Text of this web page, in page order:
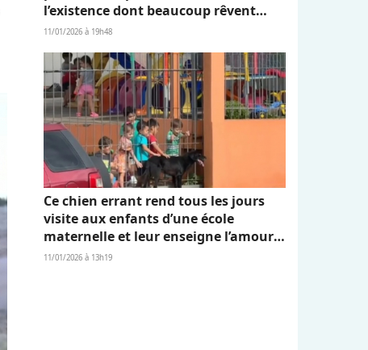
l’existence dont beaucoup rêvent
(vidéo)
11/01/2026 à 19h48
Ce chien errant rend tous les jours
visite aux enfants d’une école
maternelle et leur enseigne l’amour
et l’empathie (vidéo)
11/01/2026 à 13h19